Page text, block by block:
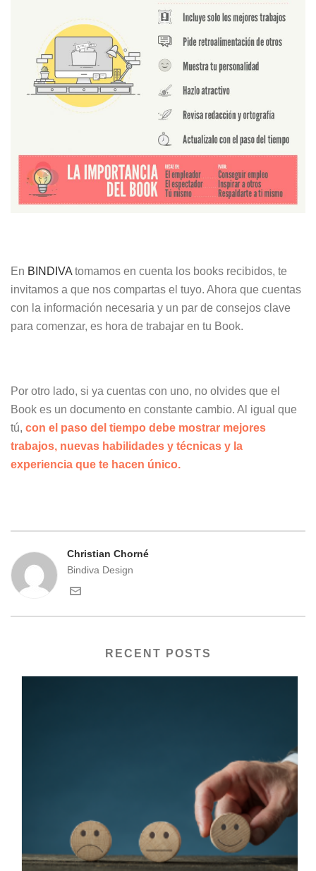
En BINDIVA tomamos en cuenta los books recibidos, te
invitamos a que nos compartas el tuyo. Ahora que cuentas
con la información necesaria y un par de consejos clave
para comenzar, es hora de trabajar en tu Book.
Por otro lado, si ya cuentas con uno, no olvides que el
Book es un documento en constante cambio. Al igual que
tú, con el paso del tiempo debe mostrar mejores
trabajos, nuevas habilidades y técnicas y la
experiencia que te hacen único.
Christian Chorné
Bindiva Design
RECENT POSTS